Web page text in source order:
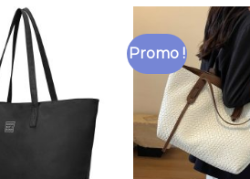
Promo !